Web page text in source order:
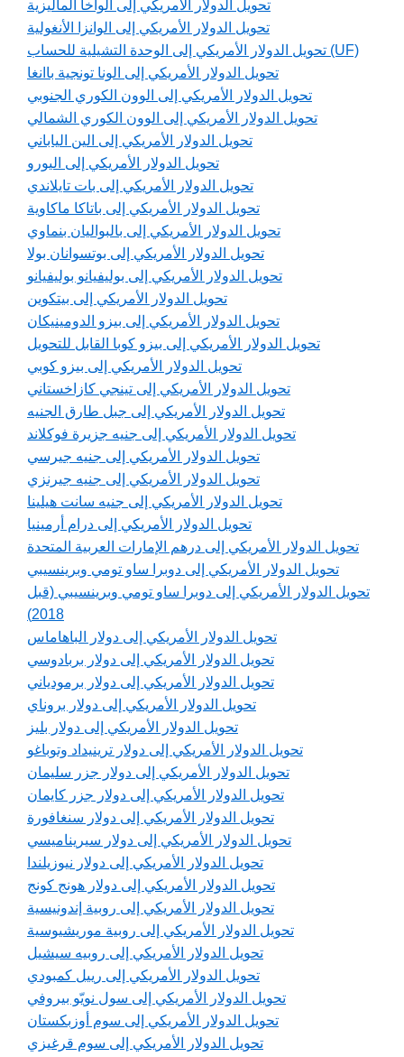
تحويل الدولار الأمريكي إلى الواخا الماليزية
تحويل الدولار الأمريكي إلى الوانزا الأنغولية
تحويل الدولار الأمريكي إلى الوحدة التشيلية للحساب (UF)
تحويل الدولار الأمريكي إلى الونا تونجية باانغا
تحويل الدولار الأمريكي إلى الوون الكوري الجنوبي
تحويل الدولار الأمريكي إلى الوون الكوري الشمالي
تحويل الدولار الأمريكي إلى الين الياباني
تحويل الدولار الأمريكي إلى اليورو
تحويل الدولار الأمريكي إلى بات تايلاندي
تحويل الدولار الأمريكي إلى باتاكا ماكاوية
تحويل الدولار الأمريكي إلى بالبواليان بنماوي
تحويل الدولار الأمريكي إلى بوتسوانان بولا
تحويل الدولار الأمريكي إلى بوليفيانو بوليفيانو
تحويل الدولار الأمريكي إلى بيتكوين
تحويل الدولار الأمريكي إلى بيزو الدومينيكان
تحويل الدولار الأمريكي إلى بيزو كوبا القابل للتحويل
تحويل الدولار الأمريكي إلى بيزو كوبي
تحويل الدولار الأمريكي إلى تينجي كازاخستاني
تحويل الدولار الأمريكي إلى جبل طارق الجنيه
تحويل الدولار الأمريكي إلى جنيه جزيرة فوكلاند
تحويل الدولار الأمريكي إلى جنيه جيرسي
تحويل الدولار الأمريكي إلى جنيه جيرنزي
تحويل الدولار الأمريكي إلى جنيه سانت هيلينا
تحويل الدولار الأمريكي إلى درام أرمينيا
تحويل الدولار الأمريكي إلى درهم الإمارات العربية المتحدة
تحويل الدولار الأمريكي إلى دوبرا ساو تومي وبرينسيبي
تحويل الدولار الأمريكي إلى دوبرا ساو تومي وبرينسيبي (قبل
2018)
تحويل الدولار الأمريكي إلى دولار الباهاماس
تحويل الدولار الأمريكي إلى دولار بربادوسي
تحويل الدولار الأمريكي إلى دولار برمودياني
تحويل الدولار الأمريكي إلى دولار بروناي
تحويل الدولار الأمريكي إلى دولار بليز
تحويل الدولار الأمريكي إلى دولار ترينيداد وتوباغو
تحويل الدولار الأمريكي إلى دولار جزر سليمان
تحويل الدولار الأمريكي إلى دولار جزر كايمان
تحويل الدولار الأمريكي إلى دولار سنغافورة
تحويل الدولار الأمريكي إلى دولار سيريناميسي
تحويل الدولار الأمريكي إلى دولار نيوزيلندا
تحويل الدولار الأمريكي إلى دولار هونج كونج
تحويل الدولار الأمريكي إلى روبية إندونيسية
تحويل الدولار الأمريكي إلى روبية موريشيوسية
تحويل الدولار الأمريكي إلى روبيه سيشيل
تحويل الدولار الأمريكي إلى رييل كمبودي
تحويل الدولار الأمريكي إلى سول نويّو بيروفي
تحويل الدولار الأمريكي إلى سوم أوزبكستان
تحويل الدولار الأمريكي إلى سوم قرغيزي